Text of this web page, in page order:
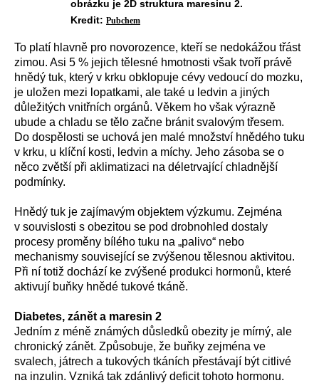
obrázku je 2D struktura maresinu 2.
Kredit: Pubchem
To platí hlavně pro novorozence, kteří se nedokážou třást
zimou. Asi 5 % jejich tělesné hmotnosti však tvoří právě
hnědý tuk, který v krku obklopuje cévy vedoucí do mozku,
je uložen mezi lopatkami, ale také u ledvin a jiných
důležitých vnitřních orgánů. Věkem ho však výrazně
ubude a chladu se tělo začne bránit svalovým třesem.
Do dospělosti se uchová jen malé množství hnědého tuku
v krku, u klíční kosti, ledvin a míchy. Jeho zásoba se o
něco zvětší při aklimatizaci na déletrvající chladnější
podmínky.
Hnědý tuk je zajímavým objektem výzkumu. Zejména
v souvislosti s obezitou se pod drobnohled dostaly
procesy proměny bílého tuku na „palivo“ nebo
mechanismy související se zvýšenou tělesnou aktivitou.
Při ní totiž dochází ke zvýšené produkci hormonů, které
aktivují buňky hnědé tukové tkáně.
Diabetes, zánět a maresin 2
Jedním z méně známých důsledků obezity je mírný, ale
chronický zánět. Způsobuje, že buňky zejména ve
svalech, játrech a tukových tkáních přestávají být citlivé
na inzulin. Vzniká tak zdánlivý deficit tohoto hormonu.